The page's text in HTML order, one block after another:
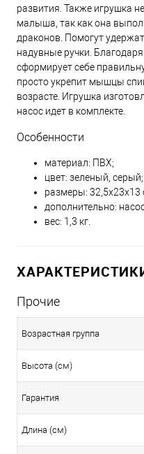
развития. Также игрушка
малыша, так как она
драконов. Помогут
надувные ручки.
сформирует себе
просто укрепит мышцы
возрасте. Игрушка
насос идет в комплекте.
Особенности
материал: ПВХ;
цвет: зеленый, серый;
размеры: 32,5x23x13
дополнительно:
вес: 1,3 кг.
Прочие
Возрастная группа
Высота (см)
Гарантия
Длина (см)